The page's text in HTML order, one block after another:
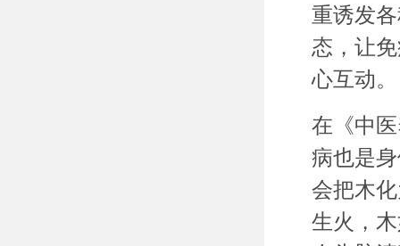
重诱发
态，让
心互动。
在《中
病也是
会把木
生火，